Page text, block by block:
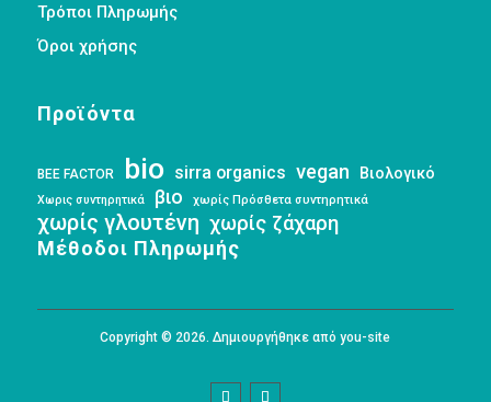
Τρόποι Πληρωμής
Όροι χρήσης
Προϊόντα
BEE FACTOR bio sirra organics vegan Βιολογικό
Χωρις συντηρητικά βιο χωρίς Πρόσθετα συντηρητικά
χωρίς γλουτένη χωρίς ζάχαρη
Μέθοδοι Πληρωμής
Copyright © 2026. Δημιουργήθηκε από you-site